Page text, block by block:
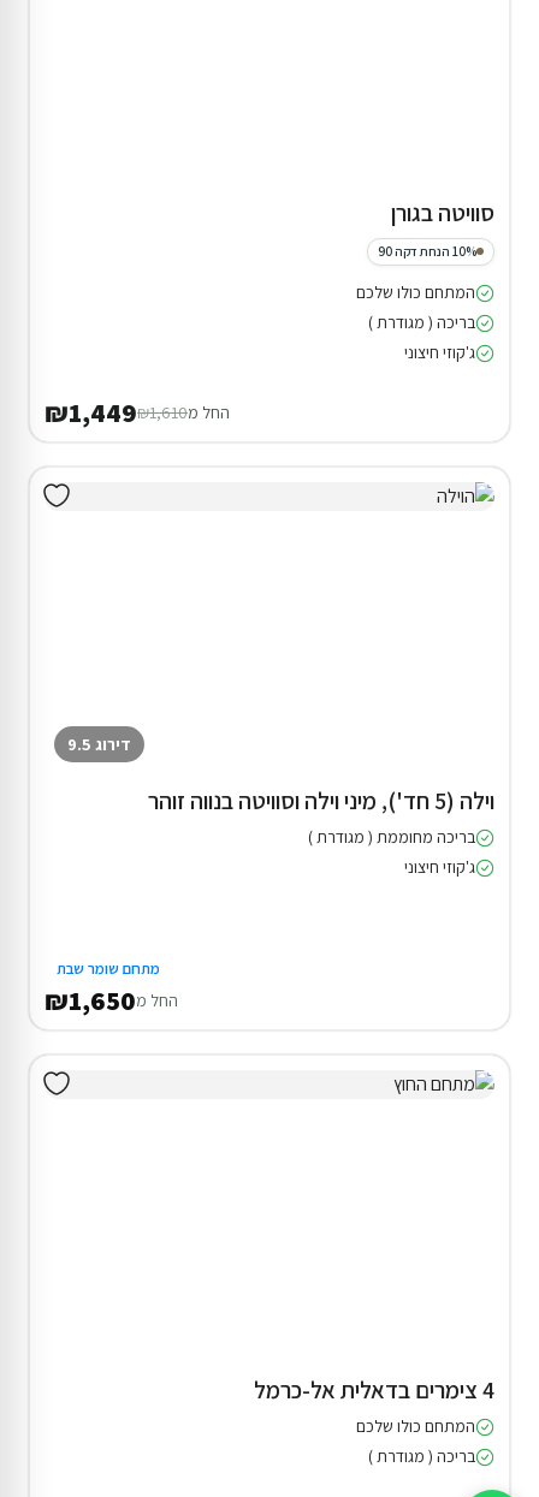
סוויטה בגורן
10% הנחת דקה 90
המתחם כולו שלכם
בריכה ( מגודרת )
ג'קוזי חיצוני
החל מ₪1,610
₪1,449
דירוג 9.5
וילה (5 חד'), מיני וילה וסוויטה בנווה זוהר
בריכה מחוממת ( מגודרת )
ג'קוזי חיצוני
מתחם שומר שבת
החל מ₪1,650
4 צימרים בדאלית אל-כרמל
המתחם כולו שלכם
בריכה ( מגודרת )